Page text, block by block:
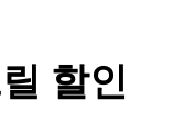
할인